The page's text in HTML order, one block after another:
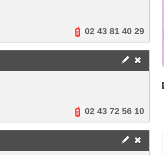
02 43 81 40 29
02 43 72 56 10